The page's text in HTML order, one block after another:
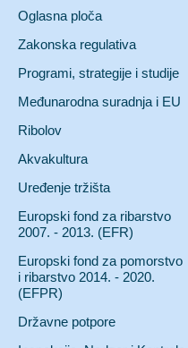
Oglasna ploča
Zakonska regulativa
Programi, strategije i studije
Međunarodna suradnja i EU
Ribolov
Akvakultura
Uređenje tržišta
Europski fond za ribarstvo
2007. - 2013. (EFR)
Europski fond za pomorstvo
i ribarstvo 2014. - 2020.
(EFPR)
Državne potpore